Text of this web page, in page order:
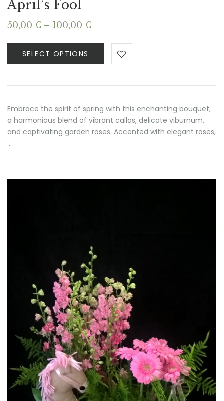
April’s Fool
50,00 € – 100,00 €
50,00 €
through
SELECT OPTIONS
Embrace the spirit of spring with this enchanting bouquet,
a harmonious blend of vibrant callas, delicate viburnum,
and captivating garden roses. Accented with elegant roses,
…